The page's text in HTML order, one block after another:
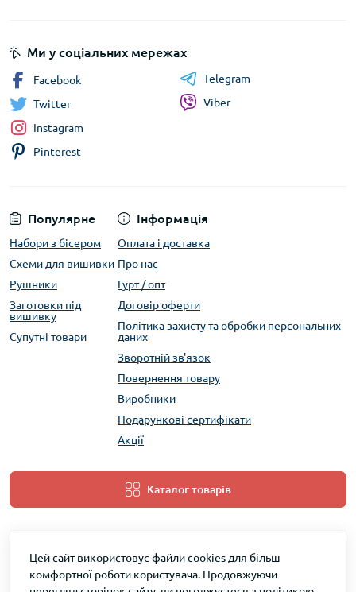
Популярне
Набори з бісером
Схеми для вишивки
Рушники
Заготовки під
вишивку
Супутні товари
Інформація
Оплата і доставка
Про нас
Гурт / опт
Договір оферти
Політика захисту та обробки персональних
даних
Зворотній зв'язок
Повернення товару
Виробники
Подарункові сертифікати
Акції
Каталог товарів
Ми у соціальних мережах
Facebook
Twitter
Instagram
Pinterest
Telegram
Viber
Цей сайт використовує файли cookies для більш
комфортної роботи користувача. Продовжуючи